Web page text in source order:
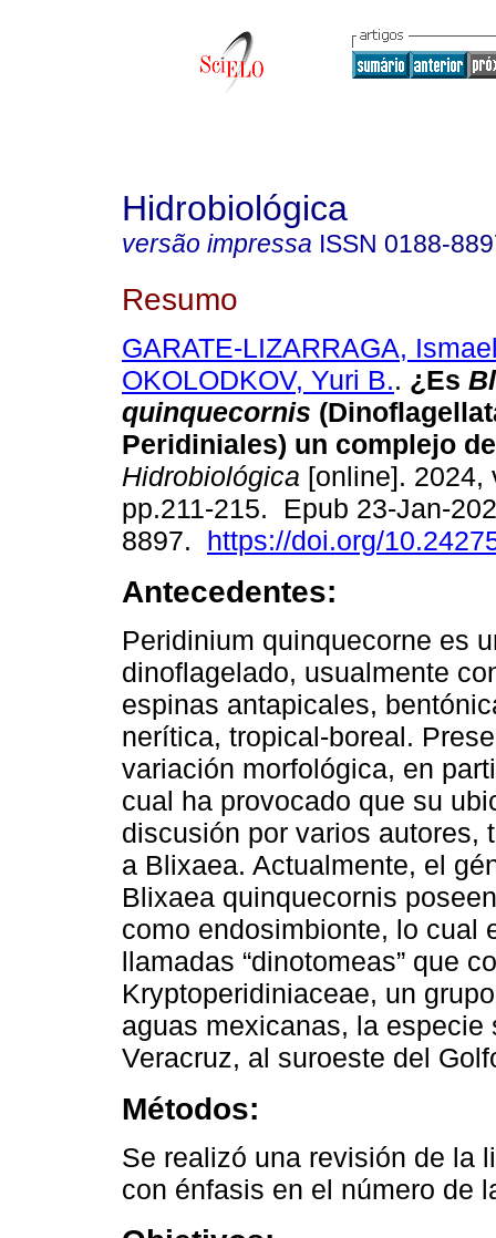
Hidrobiológica
versão impressa ISSN 0188-
Resumo
GARATE-LIZARRAGA,
OKOLODKOV, Yuri B.. ¿Es
quinquecornis
Peridiniales) un complejo
Hidrobiológica [online]. 2024,
pp.211-215. Epub 23-Jan-
8897. https://doi.org/
Antecedentes:
Peridinium quinquecorne es
dinoflagelado, usualmente
espinas antapicales,
nerítica, tropical-boreal.
variación morfológica, en
cual ha provocado que su
discusión por varios autores,
a Blixaea. Actualmente, el
Blixaea quinquecornis
como endosimbionte, lo cual
llamadas “dinotomeas” que
Kryptoperidiniaceae, un
aguas mexicanas, la
Veracruz, al suroeste del
Métodos:
Se realizó una revisión de la
con énfasis en el número de